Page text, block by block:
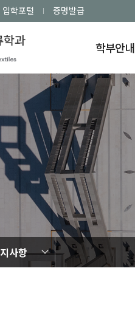
입학포털 증명발급
학부안내
사항